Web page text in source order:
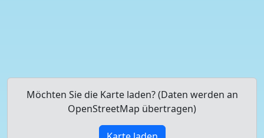
Möchten Sie die Karte laden? (Daten werden an
OpenStreetMap übertragen)